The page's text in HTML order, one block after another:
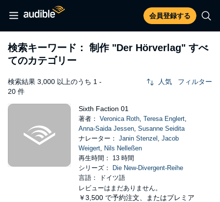
会員登録する
検索キーワード： 制作 "Der Hörverlag" すべ
てのカテゴリー
検索結果 3,000 以上のうち 1 -
20 件
人気 フィルター
Sixth Faction 01
著者： Veronica Roth, Teresa Englert,
Anna-Saida Jessen, Susanne Seidita
ナレーター： Janin Stenzel , Jacob
Weigert, Nils Nelleßen
再生時間： 13 時間
シリーズ：
Die New-Divergent-Reihe
言語： ドイツ語
レビューはまだありません。
￥3,500 で予約注文、またはプレミア